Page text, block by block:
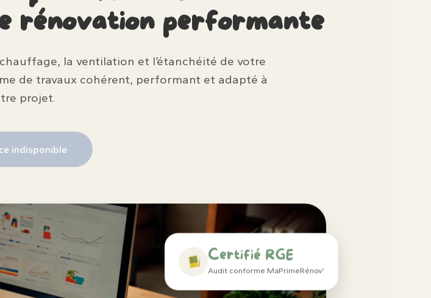
rénovation performante
la ventilation et l’étanchéité de votre
de travaux cohérent, performant et adapté à
projet.
indisponible
Certifié RGE